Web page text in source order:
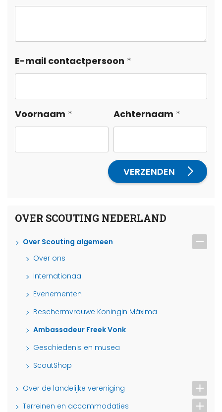
E-mail contactpersoon
Voornaam Achternaam
VERZENDEN
OVER SCOUTING NEDERLAND
Over Scouting algemeen
Over ons
Internationaal
Evenementen
Beschermvrouwe Koningin Máxima
Ambassadeur Freek Vonk
Geschiedenis en musea
ScoutShop
Over de landelijke vereniging
Terreinen en accommodaties